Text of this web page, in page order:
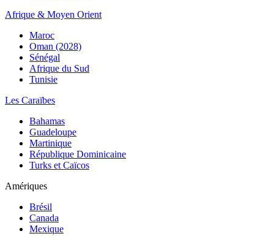
Afrique & Moyen Orient
Maroc
Oman (2028)
Sénégal
Afrique du Sud
Tunisie
Les Caraïbes
Bahamas
Guadeloupe
Martinique
République Dominicaine
Turks et Caïcos
Amériques
Brésil
Canada
Mexique